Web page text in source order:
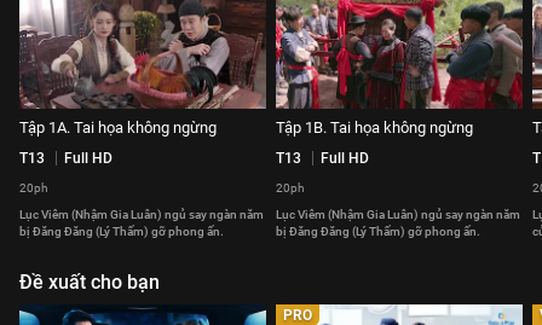
Tập 1A. Tai họa không ngừng
T13 Full HD
20ph
Lục Viêm (Nhậm Gia Luân) ngủ say ngàn năm
bị Đăng Đăng (Lý Thấm) gỡ phong ấn.
Tập 1B. Tai họa không ngừng
T13 Full HD
20ph
Lục Viêm (Nhậm Gia Luân) ngủ say ngàn năm
bị Đăng Đăng (Lý Thấm) gỡ phong ấn.
Đề xuất cho bạn
PRO